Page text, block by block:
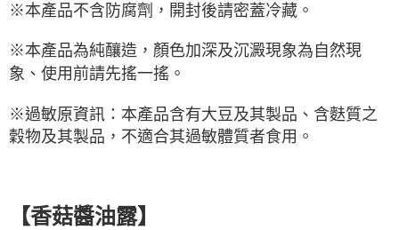
※本產品不含防腐劑，開封後請密蓋冷藏。
※本產品為純釀造，顏色加深及沉澱現象為自然現
象、使用前請先搖一搖。
※過敏原資訊：本產品含有大豆及其製品、含麩質之
穀物及其製品，不適合其過敏體質者食用。
【香菇醬油露】